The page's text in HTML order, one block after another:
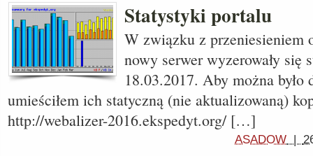
Statystyki portalu
W związku z przeniesieniem
nowy serwer wyzerowały się
18.03.2017. Aby można było
umieściłem ich statyczną (nie aktualizowaną)
http://webalizer-2016.ekspedyt.org/ […]
ASADOW |